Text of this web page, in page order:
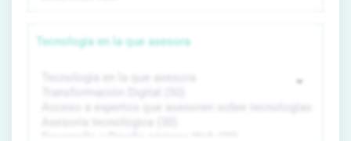
Tecnología en la que asesora